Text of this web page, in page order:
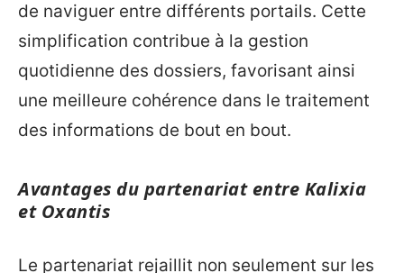
de naviguer entre différents portails. Cette
simplification contribue à la gestion
quotidienne des dossiers, favorisant ainsi
une meilleure cohérence dans le traitement
des informations de bout en bout.
Avantages du partenariat entre Kalixia
et Oxantis
Le partenariat rejaillit non seulement sur les